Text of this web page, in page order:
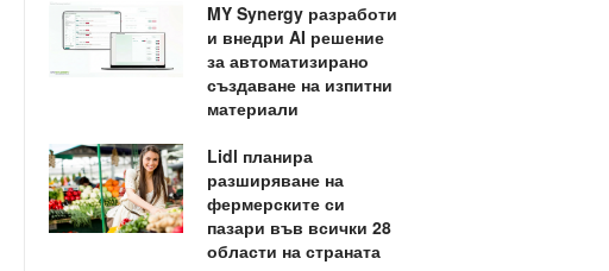
MY Synergy разработи
и внедри AI решение
за автоматизирано
създаване на изпитни
материали
Lidl планира
разширяване на
фермерските си
пазари във всички 28
области на страната